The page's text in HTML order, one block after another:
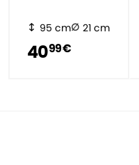
95 cm 21 cm
4099 €